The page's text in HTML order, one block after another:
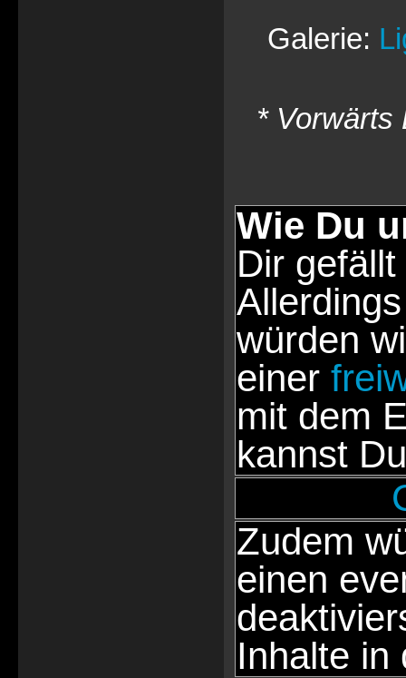
Galerie:
* Vorwärts
Wie Du
Dir
würden
einer
mit dem
kannst
Zudem
einen
Inhalte in